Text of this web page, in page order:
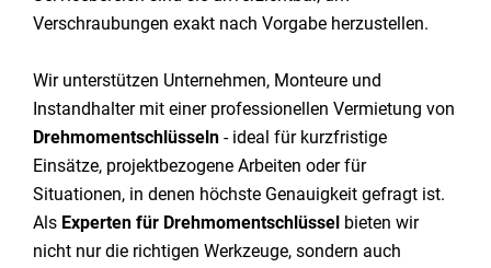
Verschraubungen exakt nach Vorgabe herzustellen.
Wir unterstützen Unternehmen, Monteure und
Instandhalter mit einer professionellen Vermietung von
Drehmomentschlüsseln - ideal für kurzfristige
Einsätze, projektbezogene Arbeiten oder für
Situationen, in denen höchste Genauigkeit gefragt ist.
Als Experten für Drehmomentschlüssel bieten wir
nicht nur die richtigen Werkzeuge, sondern auch